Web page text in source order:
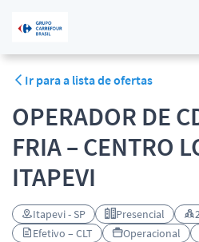
Ir para a lista de ofertas
OPERADOR DE
FRIA – CENTRO
ITAPEVI
Itapevi - SP Presencial
Efetivo – CLT
Operacional